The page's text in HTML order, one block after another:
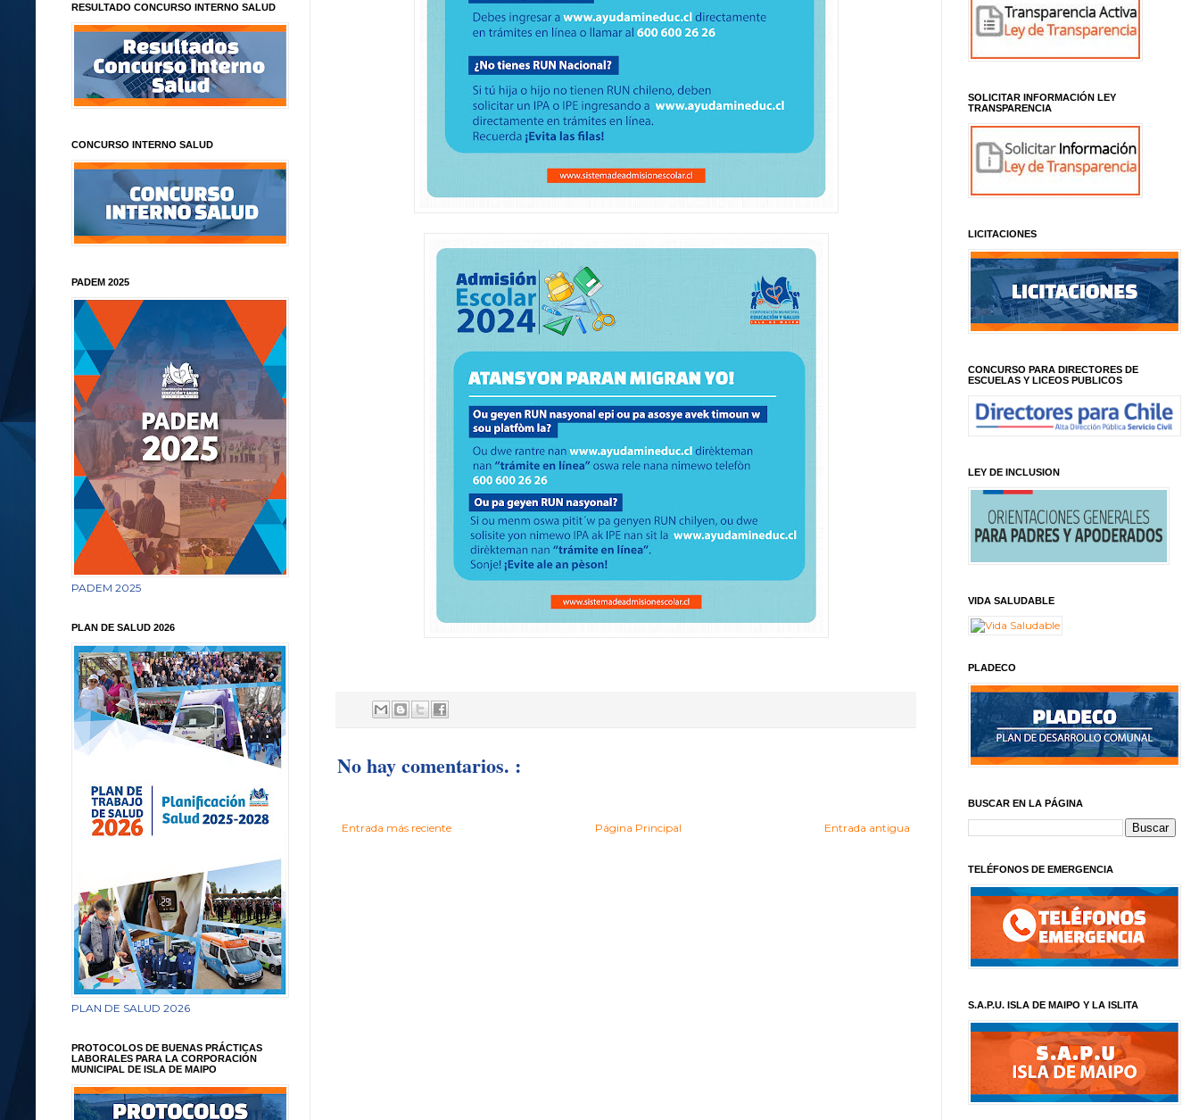
No hay comentarios. :
Entrada más reciente Entrada antigua
Página Principal
RESULTADO CONCURSO INTERNO SALUD
CONCURSO INTERNO SALUD
PADEM 2025
PADEM 2025
PLAN DE SALUD 2026
PLAN DE SALUD 2026
PROTOCOLOS DE BUENAS PRÁCTICAS
LABORALES PARA LA CORPORACIÓN
MUNICIPAL DE ISLA DE MAIPO
SOLICITAR INFORMACIÓN LEY
TRANSPARENCIA
LICITACIONES
CONCURSO PARA DIRECTORES DE
ESCUELAS Y LICEOS PUBLICOS
LEY DE INCLUSION
VIDA SALUDABLE
PLADECO
BUSCAR EN LA PÁGINA
TELÉFONOS DE EMERGENCIA
S.A.P.U. ISLA DE MAIPO Y LA ISLITA